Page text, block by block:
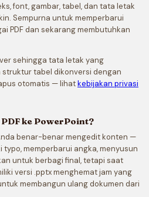
font, gambar, tabel, dan tata letak
Sempurna untuk memperbarui
PDF dan sekarang membutuhkan
sehingga tata letak yang
tabel dikonversi dengan
otomatis — lihatkebijakan privasi
ke PowerPoint?
benar-benar mengedit konten —
memperbarui angka, menyusun
untuk berbagi final, tetapi saat
versi .pptx menghemat jam yang
membangun ulang dokumen dari